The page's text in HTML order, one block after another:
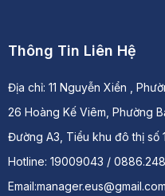
Thông Tin Liên Hệ
Địa chỉ: 11 Nguyễn Xiển ,
26 Hoàng Kế Viêm, Phường
Đường A3, Tiểu khu đô thị số
Hotline: 19009043 /
Email:manager.eus@gmail.com